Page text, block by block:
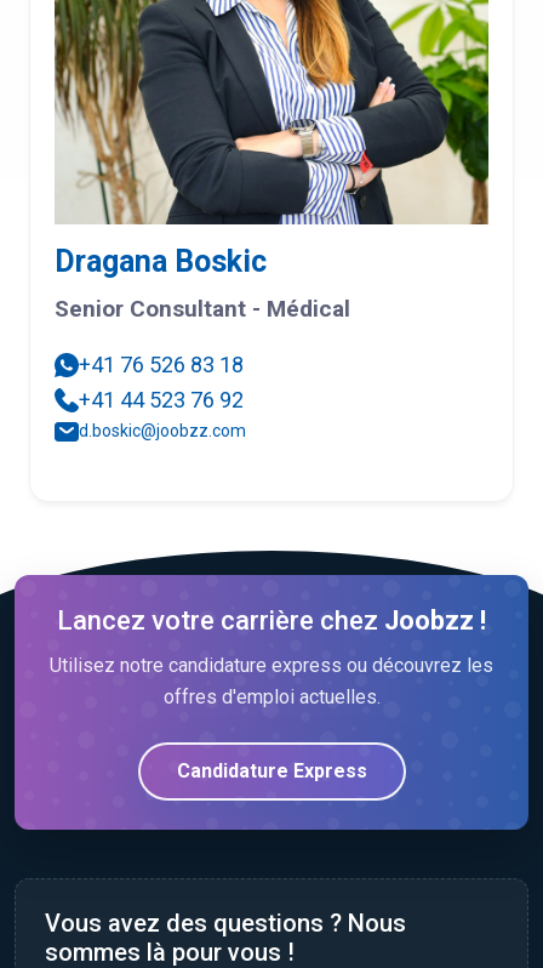
Dragana Boskic
Senior Consultant - Médical
+41 76 526 83 18
+41 44 523 76 92
d.boskic@joobzz.com
Lancez votre carrière chez Joobzz !
Utilisez notre candidature express ou découvrez les
offres d'emploi actuelles.
Candidature Express
Vous avez des questions ? Nous
sommes là pour vous !